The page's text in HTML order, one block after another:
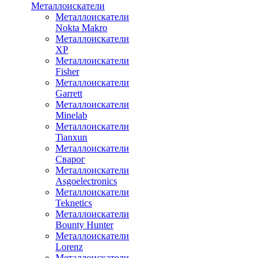
Металлоискатели
Металлоискатели
Nokta Makro
Металлоискатели
XP
Металлоискатели
Fisher
Металлоискатели
Garrett
Металлоискатели
Minelab
Металлоискатели
Tianxun
Металлоискатели
Сварог
Металлоискатели
Asgoelectronics
Металлоискатели
Teknetics
Металлоискатели
Bounty Hunter
Металлоискатели
Lorenz